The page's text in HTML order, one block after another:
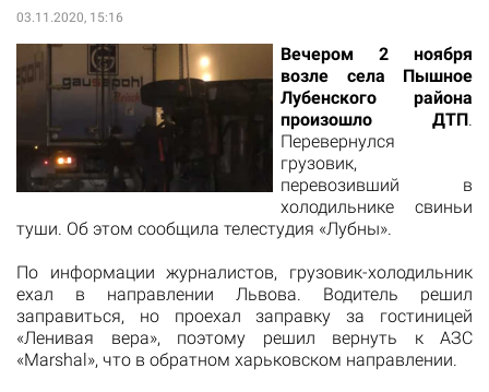
03.11.2020, 15:16
Вечером 2 ноября
возле села Пышное
Лубенского района
произошло ДТП.
Перевернулся
грузовик,
перевозивший в
холодильнике свиньи
туши. Об этом сообщила телестудия «Лубны».
По информации журналистов, грузовик-холодильник
ехал в направлении Львова. Водитель решил
заправиться, но проехал заправку за гостиницей
«Ленивая вера», поэтому решил вернуть к АЗС
«Marshal», что в обратном харьковском направлении.